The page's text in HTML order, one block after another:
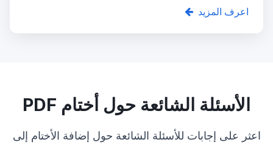
اعرف المزيد
الأسئلة الشائعة حول أختام PDF
اعثر على إجابات للأسئلة الشائعة حول إضافة الأختام إلى